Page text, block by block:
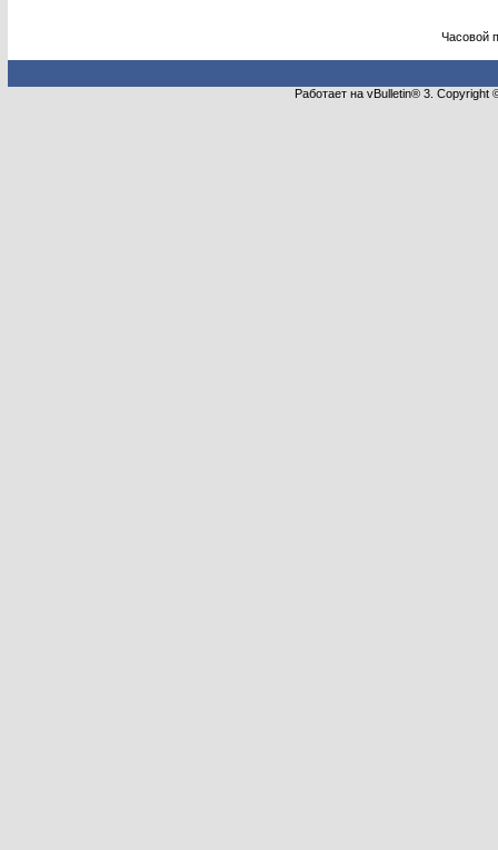
Часовой
Работает на vBulletin® 3.